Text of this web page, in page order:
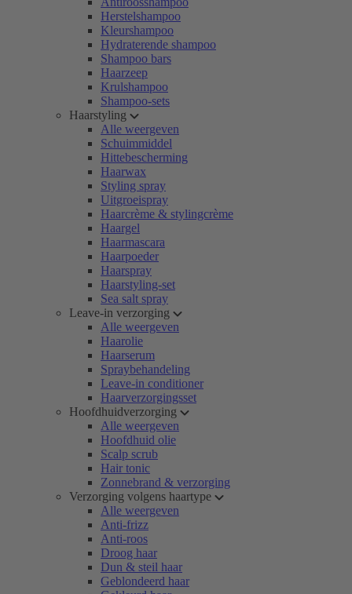
Herstelshampoo
Kleurshampoo
Hydraterende shampoo
Shampoo bars
Haarzeep
Krulshampoo
Shampoo-sets
Haarstyling
Alle weergeven
Schuimmiddel
Hittebescherming
Haarwax
Styling spray
Uitgroeispray
Haarcrème & stylingcrème
Haargel
Haarmascara
Haarpoeder
Haarspray
Haarstyling-set
Sea salt spray
Leave-in verzorging
Alle weergeven
Haarolie
Haarserum
Spraybehandeling
Leave-in conditioner
Haarverzorgingsset
Hoofdhuidverzorging
Alle weergeven
Hoofdhuid olie
Scalp scrub
Hair tonic
Zonnebrand & verzorging
Verzorging volgens haartype
Alle weergeven
Anti-frizz
Anti-roos
Droog haar
Dun & steil haar
Geblondeerd haar